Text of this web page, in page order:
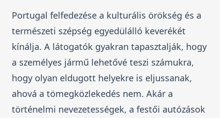
Portugal felfedezése a kulturális örökség és a
természeti szépség egyedülálló keverékét
kínálja. A látogatók gyakran tapasztalják, hogy
a személyes jármű lehetővé teszi számukra,
hogy olyan eldugott helyekre is eljussanak,
ahová a tömegközlekedés nem. Akár a
történelmi nevezetességek, a festői autózások